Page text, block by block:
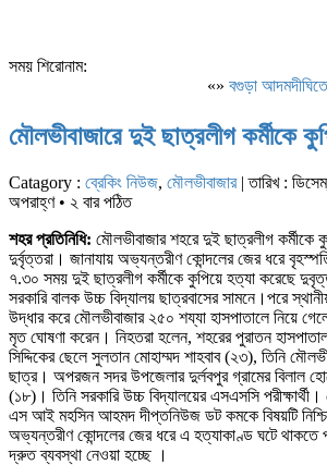
সময় শিরোনাম:
«»বগুড়া আদমদীঘিতে
মৌলভীবাজারে দুই ছাত্রলীগ কর্মীকে
Catagory : ব্রেকিং নিউজ, মৌলভীবাজার| তারিখ :
অপরাহ্ণ • ২ বার পঠিত
শহর প্রতিনিধি: মৌলভীবাজার শহরে দুই ছাত্রলীগ কর্মীকে
দুর্বৃত্তরা। জানাযায় অভ্যন্তরীণ কোন্দলের জের ধরে
৭.৩০ সময় দুই ছাত্রলীগ কর্মীকে কুপিয়ে হত্যা করেছে
সরকারি বালক উচ্চ বিদ্যালয় ছাত্রবাসের সামনে।পরে
উদ্ধার করে মৌলভীবাজার ২৫০ শয্যা হাসপাতালে নিয়ে
মৃত ঘোষণা করেন। নিহতরা হলেন, শহরের পুরাতন
সিদ্দিকের ছেলে সুলতান মোহাম্মদ শাহবাব (২৩), তিনি
ছাত্র। অপরজন সদর উপজেলার দুর্লবপুর গ্রামের বিলাল
(১৮)। তিনি সরকারি উচ্চ বিদ্যালয়ের এসএসসি
এস আই মহসিন আহমদ দীপ্তনিউজ ডট কমকে বিষয়টি
অভ্যন্তরীণ কোন্দলের জের ধরে এ হত্যাকাণ্ড ঘটে থাকতে
দ্রুত ব্যবস্থা নেওয়া হচ্ছে ।